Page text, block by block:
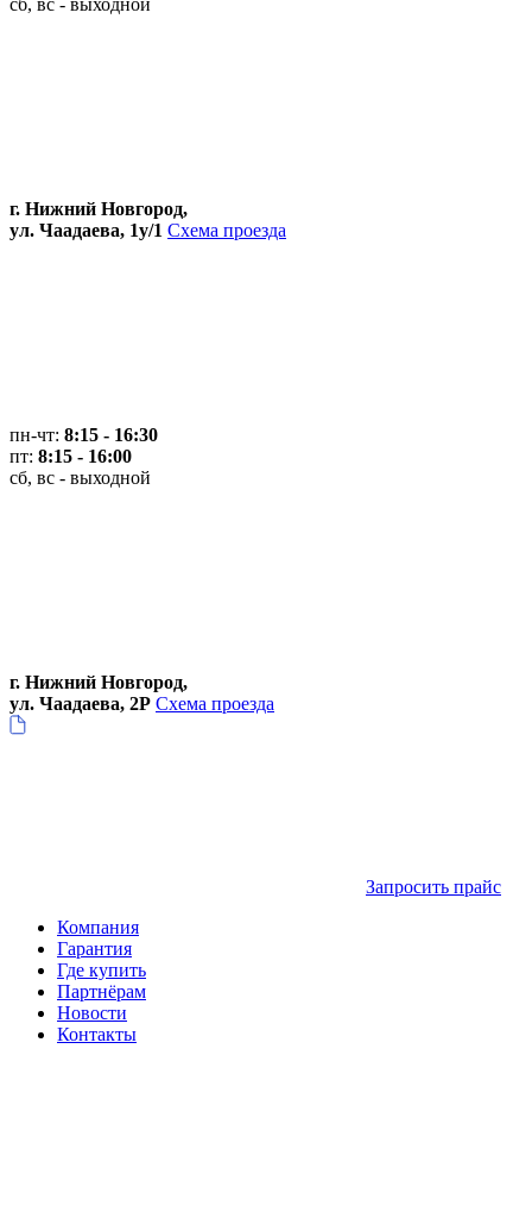
сб, вс - выходной
г. Нижний Новгород,
ул. Чаадаева, 1у/1 Схема проезда
пн-чт: 8:15 - 16:30
пт: 8:15 - 16:00
сб, вс - выходной
г. Нижний Новгород,
ул. Чаадаева, 2Р Схема проезда
Запросить прайс
Компания
Гарантия
Где купить
Партнёрам
Новости
Контакты